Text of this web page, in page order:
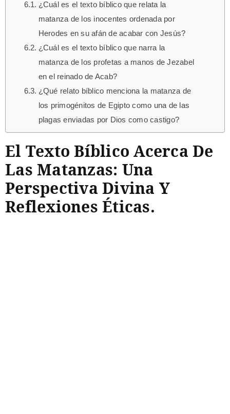
¿Cuál es el texto bíblico que relata la
matanza de los inocentes ordenada por
Herodes en su afán de acabar con Jesús?
¿Cuál es el texto bíblico que narra la
matanza de los profetas a manos de Jezabel
en el reinado de Acab?
¿Qué relato bíblico menciona la matanza de
los primogénitos de Egipto como una de las
plagas enviadas por Dios como castigo?
El Texto Bíblico Acerca De
Las Matanzas: Una
Perspectiva Divina Y
Reflexiones Éticas.